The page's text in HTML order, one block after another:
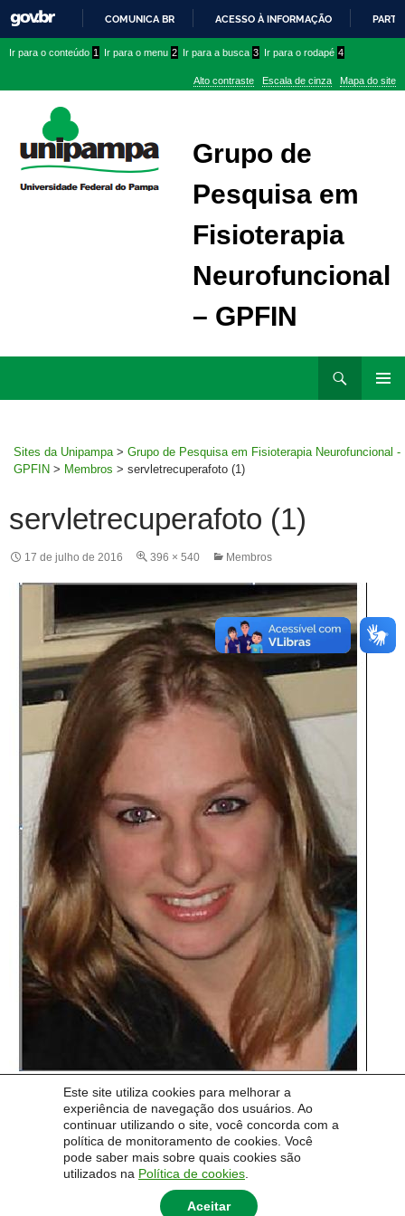
Este site utiliza cookies para melhorar a
experiência de navegação dos usuários. Ao
continuar utilizando o site, você concorda com a
política de monitoramento de cookies. Você
pode saber mais sobre quais cookies são
utilizados na Política de cookies
Aceitar
PARA
CONTEÚDO
COMUNICA BR ACESSO À INFORMAÇÃO
conteúdo
menu
superior
menu
Ir para o conteúdo 1 Ir para o menu 2 Ir para a busca 3 Ir para o rodapé 4
Alto contraste Escala de cinza Mapa do site
Grupo de
Pesquisa em
Fisioterapia
Neurofuncional
– GPFIN
Sites da Unipampa > Grupo de Pesquisa em Fisioterapia Neurofuncional -
GPFIN > Membros > servletrecuperafoto (1)
servletrecuperafoto (1)
17 de julho de 2016 396 × 540 Membros
Imagem anterior